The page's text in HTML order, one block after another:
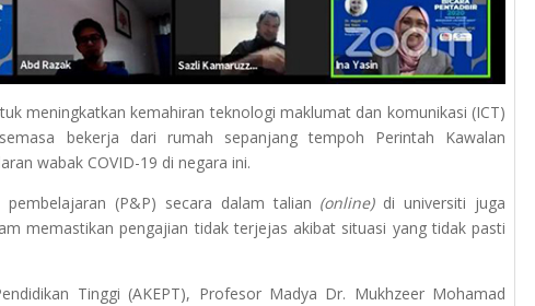
meningkatkan kemahiran teknologi maklumat dan komunikasi (ICT)
bekerja dari rumah sepanjang tempoh Perintah Kawalan
wabak COVID-19 di negara ini.
(P&P) secara dalam talian (online)di universiti juga
memastikan pengajian tidak terjejas akibat situasi yang tidak pasti
Tinggi (AKEPT), Profesor Madya Dr. Mukhzeer Mohamad